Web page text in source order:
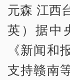
元森 江西
英）据中
《新闻和
支持赣南